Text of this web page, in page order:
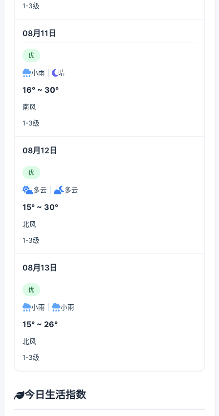
1-3级
08月11日
优
小雨 晴
16° ~ 30°
南风
1-3级
08月12日
优
多云 多云
15° ~ 30°
北风
1-3级
08月13日
优
小雨 小雨
15° ~ 26°
北风
1-3级
今日生活指数